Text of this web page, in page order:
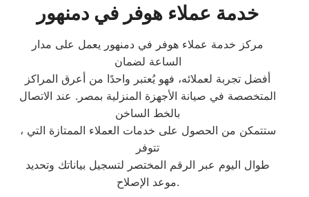
خدمة عملاء هوفر في دمنهور
مركز خدمة عملاء هوفر في دمنهور يعمل على مدار
الساعة لضمان
أفضل تجربة لعملائه، فهو يُعتبر واحدًا من أعرق المراكز
المتخصصة في صيانة الأجهزة المنزلية بمصر. عند الاتصال
بالخط الساخن
، ستتمكن من الحصول على خدمات العملاء الممتازة التي
تتوفر
طوال اليوم عبر الرقم المختصر لتسجيل بياناتك وتحديد
موعد الإصلاح.